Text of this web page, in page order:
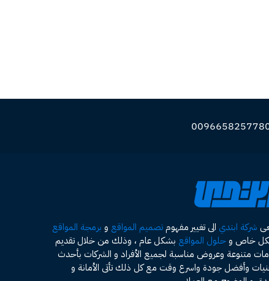
شركة ابتدي الى تغيير مفهومتصميم المواقع و برمجة المواقع
خاص وحلول المواقع بشكل عام ، وذلك من خلال تقديم
متنوعة وعروض مناسبة لجميع الأفراد و الشركات بأحدث
وأفضل جودة واسرع وقت مع كل ذلك تأتى الأمانة و